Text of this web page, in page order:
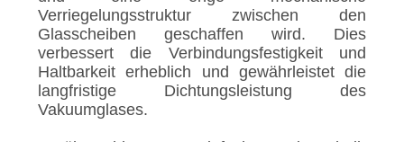
Verriegelungsstruktur zwischen den
Glasscheiben geschaffen wird. Dies
verbessert die Verbindungsfestigkeit und
Haltbarkeit erheblich und gewährleistet die
langfristige Dichtungsleistung des
Vakuumglases.